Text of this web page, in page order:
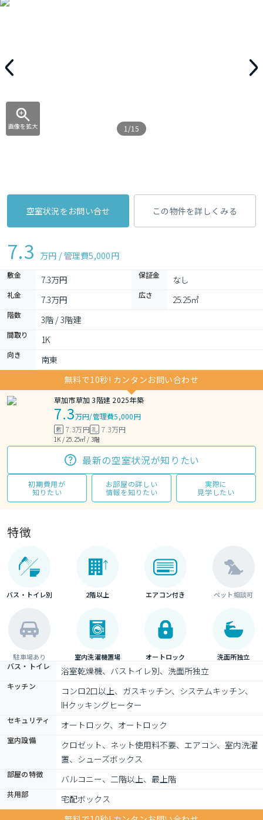
画像を拡大 1/15
空室状況をお問い合せ この物件を詳しくみる
7.3 万円 / 管理費5,000円
敷金 7.3万円 保証金 なし
礼金 7.3万円 広さ 25.25㎡
階数 3階 / 3階建
間取り 1K
向き
南東
無料で10秒! カンタンお問い合わせ
草加市草加 3階建 2025年築
7.3万円/管理費5,000円
敷 7.3万円礼 7.3万円
1K / 25.25㎡ / 3階
最新の空室状況が知りたい
初期費用が
知りたい
お部屋の詳しい
情報を知りたい
実際に
見学したい
特徴
バス・トイレ別 2階以上 エアコン付き ペット相談可
駐車場あり 室内洗濯機置場 オートロック 洗面所独立
バス・トイレ 浴室乾燥機、バストイレ別、洗面所独立
キッチン
コンロ2口以上、ガスキッチン、システムキッチン、
IHクッキングヒーター
セキュリティ オートロック、オートロック
室内設備
クロゼット、ネット使用料不要、エアコン、室内洗濯
置、シューズボックス
部屋の特徴 バルコニー、二階以上、最上階
共用部
宅配ボックス